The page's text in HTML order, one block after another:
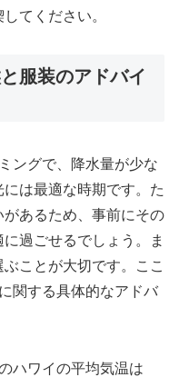
てください。
服装のアドバイ
ングで、降水量が少な
は最適な時期です。た
あるため、事前にその
過ごせるでしょう。ま
ことが大切です。ここ
関する具体的なアドバ
ハワイの平均気温は